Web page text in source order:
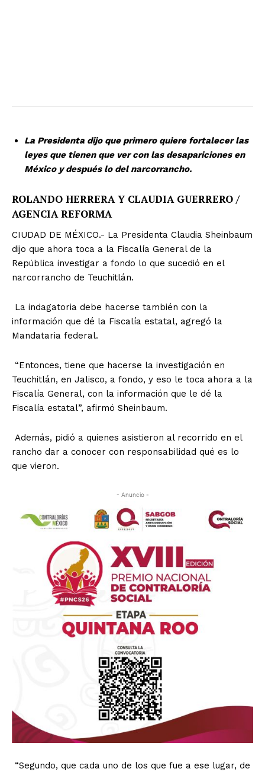
La Presidenta dijo que primero quiere fortalecer las
leyes que tienen que ver con las desapariciones en
México y después lo del narcorrancho.
ROLANDO HERRERA Y CLAUDIA GUERRERO /
AGENCIA REFORMA
CIUDAD DE MÉXICO.- La Presidenta Claudia Sheinbaum
dijo que ahora toca a la Fiscalía General de la
República investigar a fondo lo que sucedió en el
narcorrancho de Teuchitlán.
La indagatoria debe hacerse también con la
información que dé la Fiscalía estatal, agregó la
Mandataria federal.
“Entonces, tiene que hacerse la investigación en
Teuchitlán, en Jalisco, a fondo, y eso le toca ahora a la
Fiscalía General, con la información que le dé la
Fiscalía estatal”, afirmó Sheinbaum.
Además, pidió a quienes asistieron al recorrido en el
rancho dar a conocer con responsabilidad qué es lo
que vieron.
- Anuncio -
“Segundo, que cada uno de los que fue a ese lugar, de